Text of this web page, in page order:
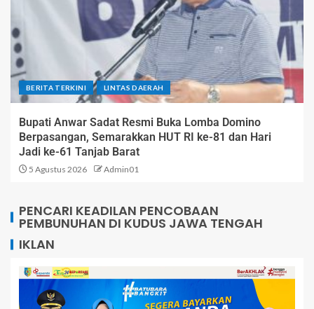
BERITA TERKINI LINTAS DAERAH
Bupati Anwar Sadat Resmi Buka Lomba Domino
Berpasangan, Semarakkan HUT RI ke-81 dan Hari
Jadi ke-61 Tanjab Barat
5 Agustus 2026 Admin01
PENCARI KEADILAN PENCOBAAN
PEMBUNUHAN DI KUDUS JAWA TENGAH
IKLAN